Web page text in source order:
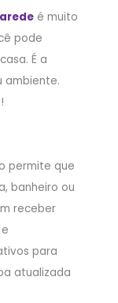
é muito
pode
É a
ambiente.
permite que
banheiro ou
receber
para
atualizada